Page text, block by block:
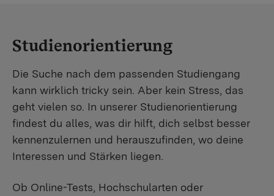
Studienorientierung
Die Suche nach dem passenden Studiengang
kann wirklich tricky sein. Aber kein Stress, das
geht vielen so. In unserer Studienorientierung
findest du alles, was dir hilft, dich selbst besser
kennenzulernen und herauszufinden, wo deine
Interessen und Stärken liegen.
Ob Online-Tests, Hochschularten oder